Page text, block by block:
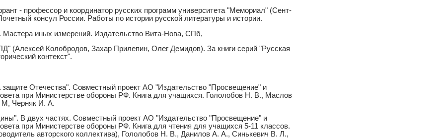
- профессор и координатор русских программ университета "Мемориал" (Сент-
консул России. Работы по истории русской литературы и истории.
Мастера иных измерений. Издательство Вита-Нова, СПб,
(Алексей Колобродов, Захар Прилепин, Олег Демидов). За книги серий "Русская
контекст".
защите Отечества". Совместный проект АО "Издательство "Просвещение" и
при Министерстве обороны РФ. Книга для учащихся. Гололобов Н. В., Маслов
Черняк И. А.
В двух частях. Совместный проект АО "Издательство "Просвещение" и
при Министерстве обороны РФ. Книга для чтения для учащихся 5-11 классов.
авторского коллектива), Гололобов Н. В., Данилов А. А., Синькевич В. Л.,